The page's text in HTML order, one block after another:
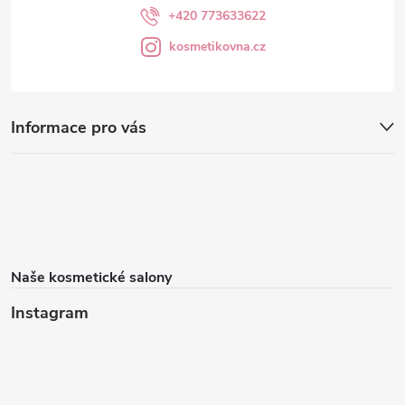
Informace pro vás
Naše kosmetické salony
Instagram
+420 773633622
kosmetikovna.cz